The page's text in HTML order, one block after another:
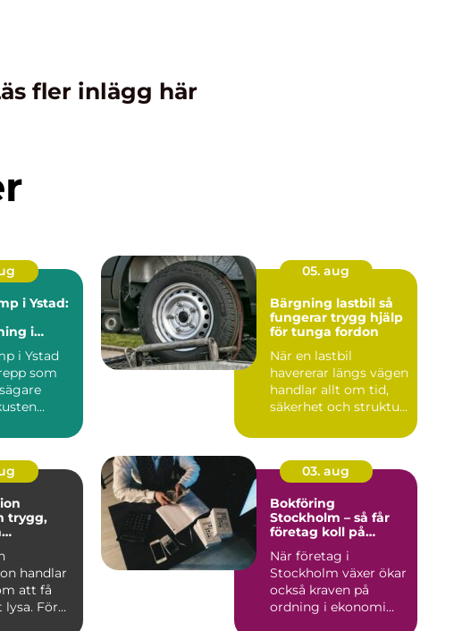
fler inlägg här
i Ystad:
i
i Ystad
som
05. aug
Bärgning lastbil så
fungerar trygg hjälp
för tunga fordon
När en lastbil
havererar längs vägen
handlar allt om tid,
säkerhet och struktur.
handlar
att få
För
03. aug
Bokföring
Stockholm – så får
företag koll på
När företag i
Stockholm växer ökar
också kraven på
ordning i ekonomi...